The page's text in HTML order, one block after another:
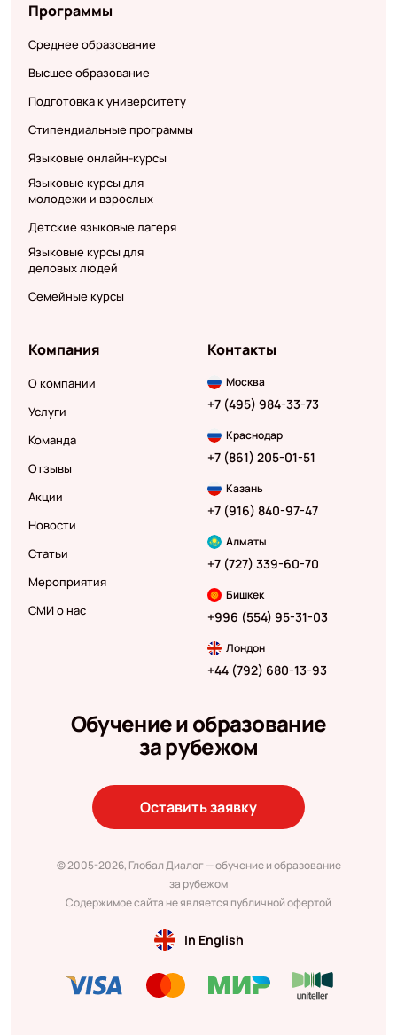
Программы
Среднее образование
Высшее образование
Подготовка к университету
Стипендиальные программы
Языковые онлайн-курсы
Языковые курсы для
молодежи и взрослых
Детские языковые лагеря
Языковые курсы для
деловых людей
Семейные курсы
Компания
О компании
Услуги
Команда
Отзывы
Акции
Новости
Статьи
Мероприятия
СМИ о нас
Контакты
Москва
+7 (495) 984-33-73
Краснодар
+7 (861) 205-01-51
Казань
+7 (916) 840-97-47
Алматы
+7 (727) 339-60-70
Бишкек
+996 (554) 95-31-03
Лондон
+44 (792) 680-13-93
Обучение и образование
за рубежом
Оставить заявку
© 2005-2026, Глобал Диалог — обучение и образование
за рубежом
Содержимое сайта не является публичной офертой
In English